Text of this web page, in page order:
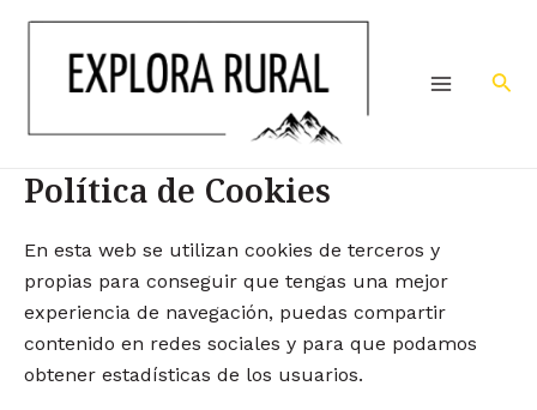
contenido
Menu
Política de Cookies
En esta web se utilizan cookies de terceros y
propias para conseguir que tengas una mejor
experiencia de navegación, puedas compartir
contenido en redes sociales y para que podamos
obtener estadísticas de los usuarios.